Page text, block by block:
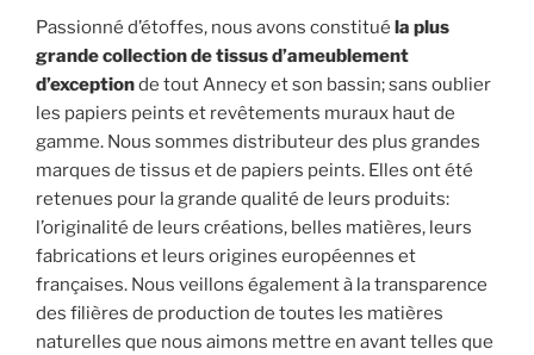
Passionné d’étoffes, nous avons constitué la plus
grande collection de tissus d’ameublement
d’exceptionde tout Annecy et son bassin; sans oublier
les papiers peints et revêtements muraux haut de
gamme. Nous sommes distributeur des plus grandes
marques de tissus et de papiers peints. Elles ont été
retenues pour la grande qualité de leurs produits:
l’originalité de leurs créations, belles matières, leurs
fabrications et leurs origines européennes et
françaises. Nous veillons également à la transparence
des filières de production de toutes les matières
naturelles que nous aimons mettre en avant telles que